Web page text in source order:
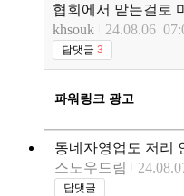
협회에서 맡는걸로
khsouk
24.08.06
답댓글 3
파워링크 광고
동네자영업도 저리
스노우드림
답댓글